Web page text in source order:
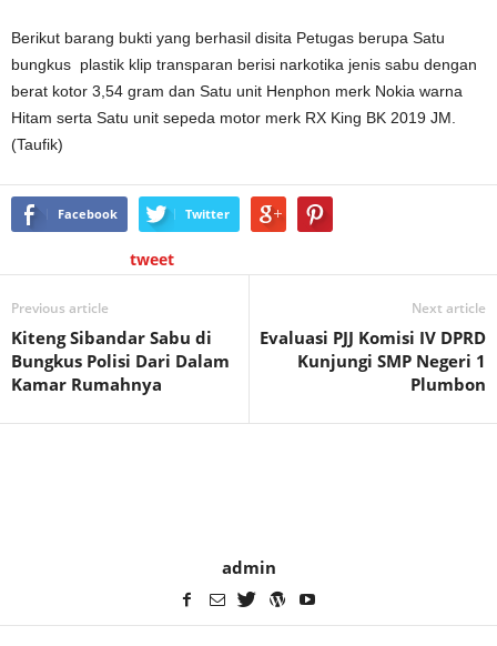
Berikut barang bukti yang berhasil disita Petugas berupa Satu
bungkus plastik klip transparan berisi narkotika jenis sabu dengan
berat kotor 3,54 gram dan Satu unit Henphon merk Nokia warna
Hitam serta Satu unit sepeda motor merk RX King BK 2019 JM.
(Taufik)
Facebook Twitter
tweet
Previous article
Kiteng Sibandar Sabu di
Bungkus Polisi Dari Dalam
Kamar Rumahnya
Next article
Evaluasi PJJ Komisi IV DPRD
Kunjungi SMP Negeri 1
Plumbon
admin